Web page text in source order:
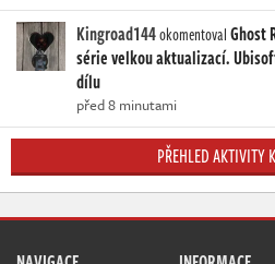
Kingroad144okomentovalGhost
série velkou aktualizací.
dílu
před 8 minutami
PŘEHLED AKTIVITY